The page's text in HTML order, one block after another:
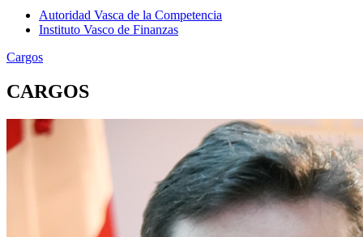
Autoridad Vasca de la Competencia
Instituto Vasco de Finanzas
Cargos
CARGOS